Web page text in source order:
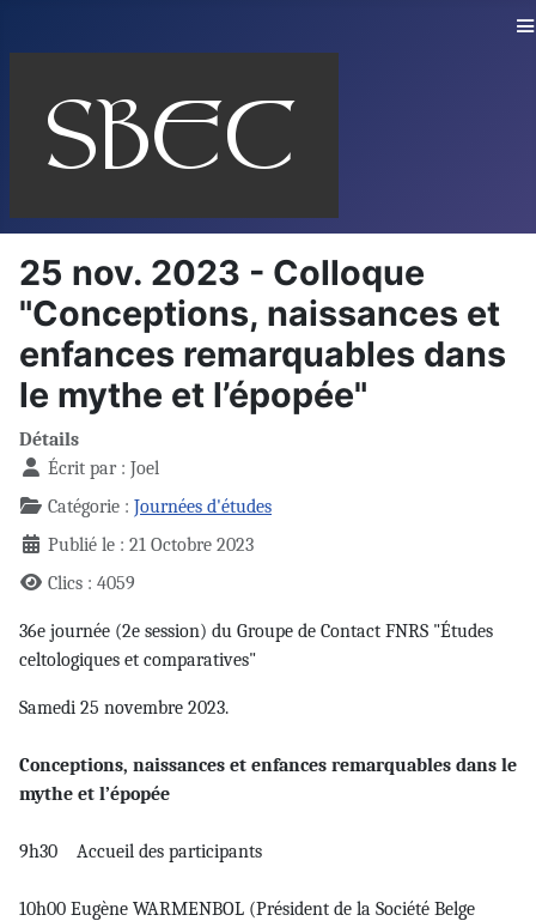
≡
25 nov. 2023 - Colloque
"Conceptions, naissances et
enfances remarquables dans
le mythe et l’épopée"
Détails
Écrit par : Joel
Catégorie : Journées d'études
Publié le : 21 Octobre 2023
Clics : 4059
36e journée (2e session) du Groupe de Contact FNRS "Études
celtologiques et comparatives"
Samedi 25 novembre 2023.
Conceptions, naissances et enfances remarquables dans le
mythe et l’épopée
9h30 Accueil des participants
10h00 Eugène WARMENBOL (Président de la Société Belge